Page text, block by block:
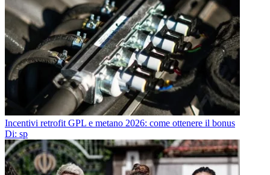
Incentivi retrofit GPL e metano 2026: come ottenere il bonus
Di: sp